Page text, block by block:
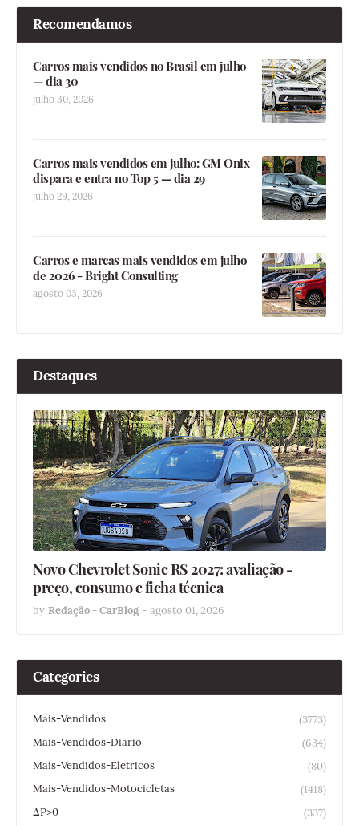
Recomendamos
Carros mais vendidos no Brasil em julho
— dia 30
julho 30, 2026
Carros mais vendidos em julho: GM Onix
dispara e entra no Top 5 — dia 29
julho 29, 2026
Carros e marcas mais vendidos em julho
de 2026 - Bright Consulting
agosto 03, 2026
Destaques
Novo Chevrolet Sonic RS 2027: avaliação -
preço, consumo e ficha técnica
by Redação - CarBlog - agosto 01, 2026
Categories
Mais-Vendidos
(3773)
Mais-Vendidos-Diario
(634)
Mais-Vendidos-Eletricos
(80)
Mais-Vendidos-Motocicletas
(1418)
ΔP>0
(337)